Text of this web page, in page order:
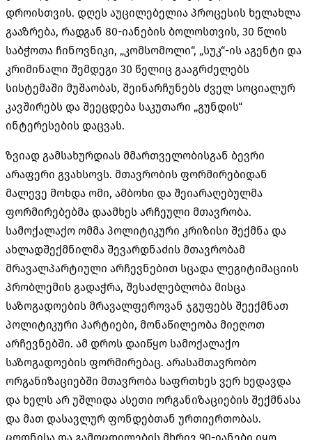
დროისთვის. დღეს აუცილებელია პროცესის ხელახლა
გააზრება, რადგან 80-იანების ბოლოსთვის, 30 წლის
საბჭოთა ჩინოვნიკი, „კომსომოლი“, „სუკ“-ის აგენტი და
კრიმინალი შემდეგი 30 წელიც გააგრძელებს
სისტემაში მუშაობას, შეინარჩუნებს ძველ სოციალურ
კავშირებს და შეეცდება საკუთარი „გუნდის“
ინტერესების დაცვას.
ზვიად გამსახურდიას მმართველობისგან ბევრი
არაფერი გვახსოვს. მთავრობის ფორმირებიდან
მალევე მოხდა ომი, ამბოხი და შეიარაღებულმა
ფორმირებებმა დაამხეს არჩეული მთავრობა.
სამოქალაქო ომმა პოლიტიკური კრიზისი შექმნა და
ახლადშექმნილმა შევარდნაძის მთავრობამ
მრავალპარტიული არჩევნებით სცადა ლეგიტიმაციის
პრობლემის გადაჭრა, შესაძლებლობა მისცა
საზოგადოების მრავალფეროვან ჯგუფებს შეექმნათ
პოლიტიკური პარტიები, მონაწილეობა მიეღოთ
არჩევნებში. ამ დროს დაიწყო სამოქალაქო
საზოგადოების ფორმირებაც. არასამთავრობო
ორგანიზაციებში მთავრობა საფრთხეს ვერ ხედავდა
და ხელს არ უშლიდა ასეთი ორგანიზაციების შექმნასა
და მათ დასავლურ ფონდებთან ურთიერთობას.
ცოდნისა და გამოცდილების მხრივ 90-იანები იყო